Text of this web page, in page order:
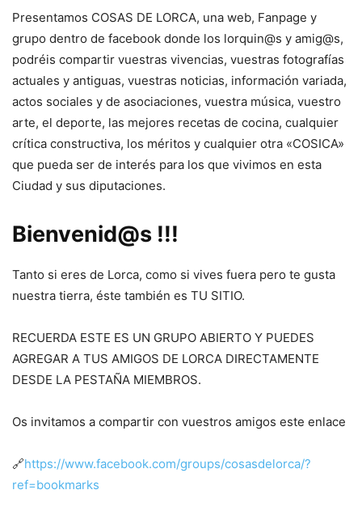
Presentamos COSAS DE LORCA, una web, Fanpage y
grupo dentro de facebook donde los lorquin@s y amig@s,
podréis compartir vuestras vivencias, vuestras fotografías
actuales y antiguas, vuestras noticias, información variada,
actos sociales y de asociaciones, vuestra música, vuestro
arte, el deporte, las mejores recetas de cocina, cualquier
crítica constructiva, los méritos y cualquier otra «COSICA»
que pueda ser de interés para los que vivimos en esta
Ciudad y sus diputaciones.
Bienvenid@s !!!
Tanto si eres de Lorca, como si vives fuera pero te gusta
nuestra tierra, éste también es TU SITIO.
RECUERDA ESTE ES UN GRUPO ABIERTO Y PUEDES
AGREGAR A TUS AMIGOS DE LORCA DIRECTAMENTE
DESDE LA PESTAÑA MIEMBROS.
Os invitamos a compartir con vuestros amigos este enlace
🔗https://www.facebook.com/groups/cosasdelorca/?
ref=bookmarks